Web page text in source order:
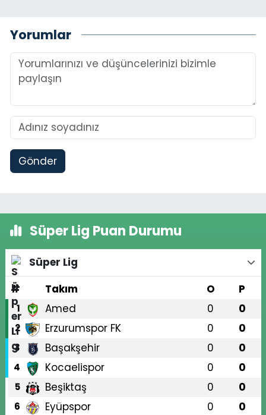
Yorumlar
Gönder
Süper Lig Puan Durumu
Süper Lig
#
Takım O P
1 Amed 0 0
2 Erzurumspor FK 0 0
3 Başakşehir 0 0
4 Kocaelispor 0 0
5 Beşiktaş 0 0
6 Eyüpspor 0 0